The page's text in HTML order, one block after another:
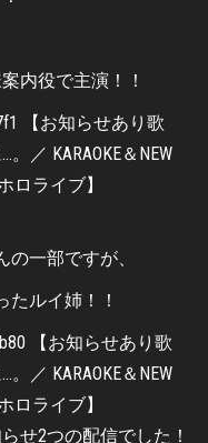
内役で主演！！
一部ですが、
ルイ姉！！
せ2つの配信でした！